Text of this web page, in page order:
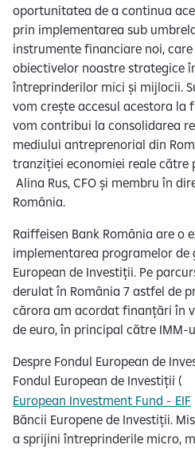
oportunitatea de a continua
prin implementarea sub
instrumente financiare noi,
obiectivelor noastre strategice
întreprinderilor mici și mijlocii.
vom crește accesul acestora la
vom contribui la consolidarea
mediului antreprenorial din
tranziției economiei reale către
Alina Rus, CFO și membru în
România.
Raiffeisen Bank România are o
implementarea programelor de
European de Investiții. Pe
derulat în România 7 astfel de
cărora am acordat finanțări în
de euro, în principal către IMM-
Despre Fondul European de
Fondul European de Investiții (
European Investment Fund - EIF
Băncii Europene de Investiții.
a sprijini întreprinderile micro,